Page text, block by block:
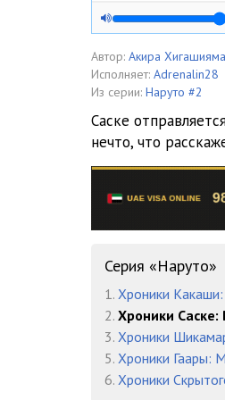
05 Хроники Саске 1 -
06 Хроники Саске 1 -
07 Хроники Саске 1 -
08 Хроники Саске 1 -
10 Хроники Саске 1 -
Автор: Акира Хигашияма
Исполняет: Adrenalin28
Из серии: Наруто #2
Саске
нечто, что
Серия «Наруто»
1. Хроники
2. Хроники
3. Хроники
5. Хроники Гаары:
6. Хроники